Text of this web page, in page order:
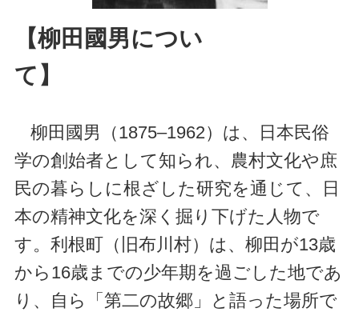
【柳田國男につい
て】
柳田國男（1875–1962）は、日本民俗
学の創始者として知られ、農村文化や庶
民の暮らしに根ざした研究を通じて、日
本の精神文化を深く掘り下げた人物で
す。利根町（旧布川村）は、柳田が13歳
から16歳までの少年期を過ごした地であ
り、自ら「第二の故郷」と語った場所で